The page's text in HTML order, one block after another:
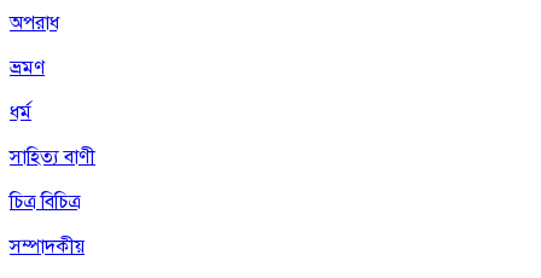
অপরাধ
ভ্রমণ
ধর্ম
সাহিত্য বাণী
চিত্র বিচিত্র
সম্পাদকীয়